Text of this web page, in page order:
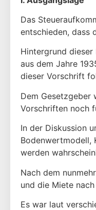
Das
entschieden, dass
Hintergrund dieser
aus dem Jahre
dieser Vorschrift
Dem Gesetzgeber
Vorschriften noch
In der Diskussion
Bodenwertmodell,
werden
Nach dem
und die Miete
Es war laut